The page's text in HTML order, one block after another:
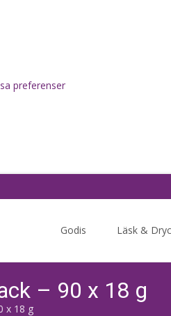
preferenser
Godis Läsk &
– 90 x 18 g
x 18 g